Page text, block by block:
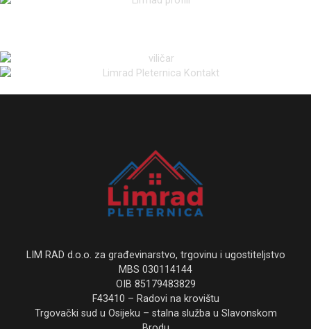
LIM RAD d.o.o. za građevinarstvo, trgovinu i ugostiteljstvo
MBS 030114144
OIB 85179483829
F43410 – Radovi na krovištu
Trgovački sud u Osijeku – stalna služba u Slavonskom